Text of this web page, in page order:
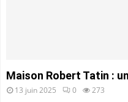
Maison Robert Tatin :
13 juin 2025 0 273